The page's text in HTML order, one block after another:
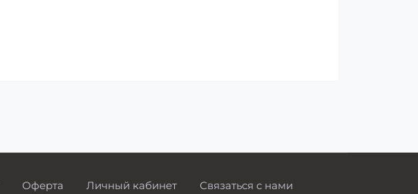
Оферта Личный кабинет
Связаться с нами